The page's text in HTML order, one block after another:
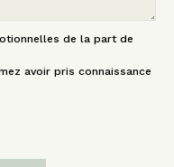
de la part de
avoir pris connaissance